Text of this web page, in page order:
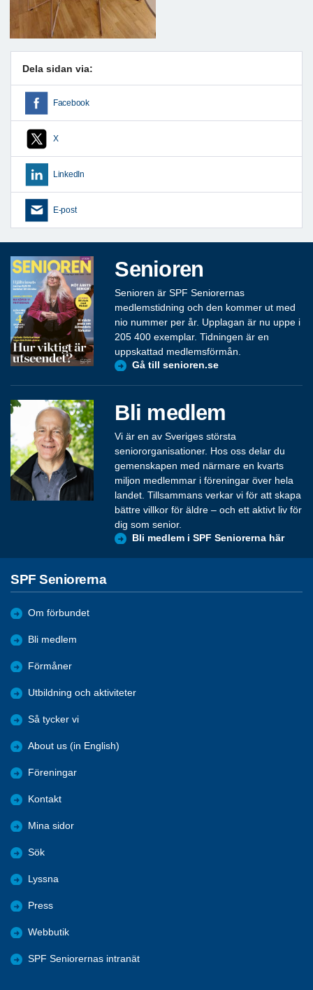
Dela sidan via:
Facebook
X
LinkedIn
E-post
Senioren
Senioren är SPF Seniorernas
medlemstidning och den kommer ut med
nio nummer per år. Upplagan är nu uppe i
205 400 exemplar. Tidningen är en
uppskattad medlemsförmån.
Gå till senioren.se
Bli medlem
Vi är en av Sveriges största
seniororganisationer. Hos oss delar du
gemenskapen med närmare en kvarts
miljon medlemmar i föreningar över hela
landet. Tillsammans verkar vi för att skapa
bättre villkor för äldre – och ett aktivt liv för
dig som senior.
Bli medlem i SPF Seniorerna här
SPF Seniorerna
Om förbundet
Bli medlem
Förmåner
Utbildning och aktiviteter
Så tycker vi
About us (in English)
Föreningar
Kontakt
Mina sidor
Sök
Lyssna
Press
Webbutik
SPF Seniorernas intranät